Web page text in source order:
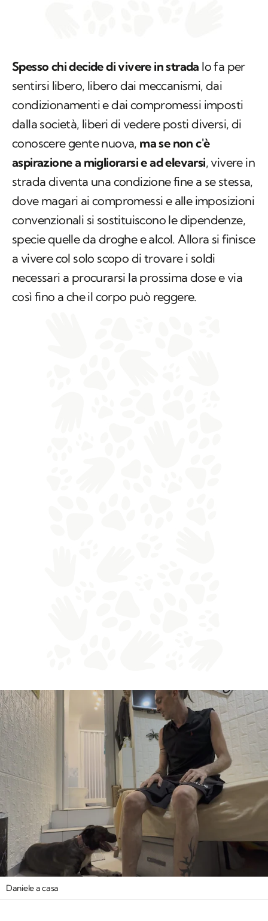
Spesso chi decide di vivere in strada lo fa per
sentirsi libero, libero dai meccanismi, dai
condizionamenti e dai compromessi imposti
dalla società, liberi di vedere posti diversi, di
conoscere gente nuova, ma se non c'è
aspirazione a migliorarsi e ad elevarsi, vivere in
strada diventa una condizione fine a se stessa,
dove magari ai compromessi e alle imposizioni
convenzionali si sostituiscono le dipendenze,
specie quelle da droghe e alcol. Allora si finisce
a vivere col solo scopo di trovare i soldi
necessari a procurarsi la prossima dose e via
così fino a che il corpo può reggere.
Daniele a casa